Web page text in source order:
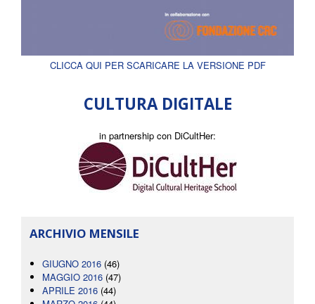
CLICCA QUI PER SCARICARE LA VERSIONE PDF
CULTURA DIGITALE
in partnership con DiCultHer:
ARCHIVIO MENSILE
GIUGNO 2016 (46)
MAGGIO 2016 (47)
APRILE 2016 (44)